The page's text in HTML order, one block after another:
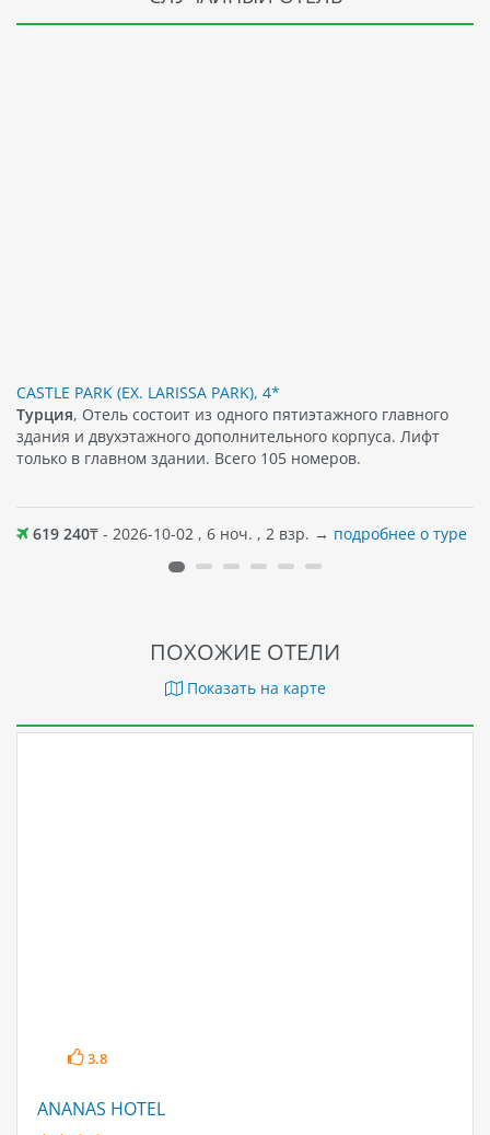
CASTLE PARK (EX. LARISSA PARK), 4*
Турция, Отель состоит из одного пятиэтажного главного
здания и двухэтажного дополнительного корпуса. Лифт
только в главном здании. Всего 105 номеров.
619 240₸ - 2026-10-02 , 6 ноч. , 2 взр. → подробнее о туре
ПОХОЖИЕ ОТЕЛИ
Показать на карте
3.8
ANANAS HOTEL